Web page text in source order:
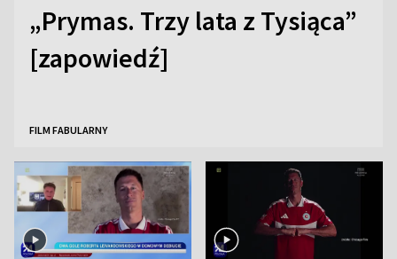
„Prymas. Trzy lata z Tysiąca”
[zapowiedź]
FILM FABULARNY